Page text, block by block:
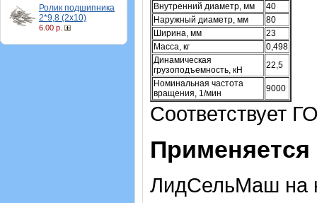
Ролик подшипника
2*9,8 (2х10)
6.00 р.
Внутренний диаметр, мм
40
Наружный диаметр, мм
80
Ширина, мм
23
Масса, кг
0,498
Динамическая
грузоподъемность, кН
22,5
Номинальная частота
вращения, 1/мин
9000
Соответствует
ЛидСельМаш на